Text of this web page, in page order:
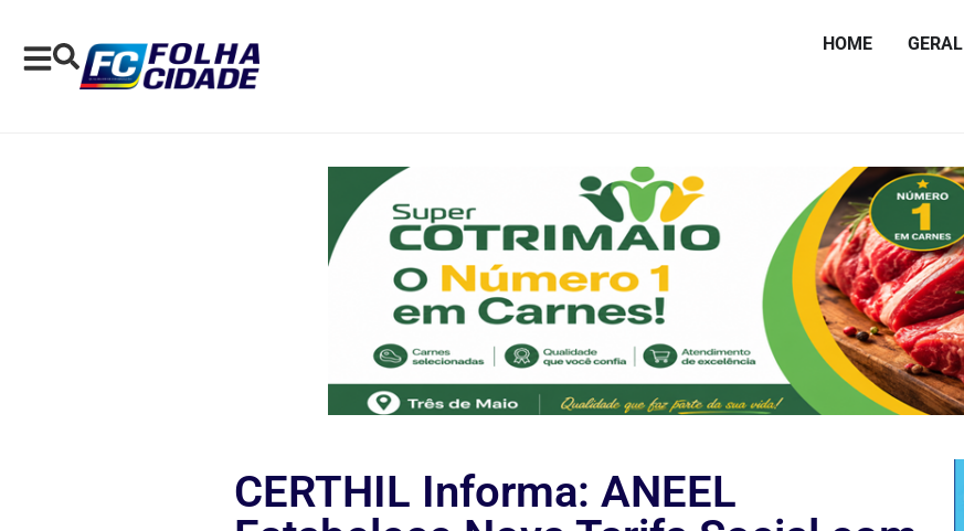
HOME GERAL
CERTHIL Informa: ANEEL